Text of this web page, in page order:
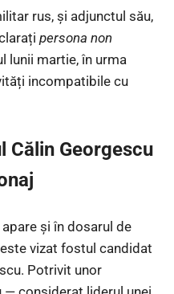
rus, și adjunctul său,
persona non
lunii martie, în urma
incompatibile cu
Călin Georgescu
și în dosarul de
vizat fostul candidat
Potrivit unor